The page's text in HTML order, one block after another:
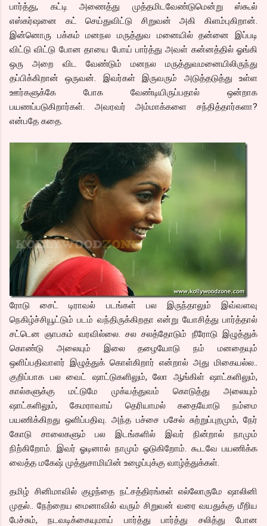
பார்த்து, கட்டி அணைத்து முத்தமிடவேண்டுமென்று ஸ்கூல்
எஸ்கர்ஷனை கட் செய்துவிட்டு சிறுவன் அகி கிளம்புகிறான்.
இன்னொரு பக்கம் மனநல மருத்துவ மனையில் தன்னை இப்படி
விட்டு விட்டு போன தாயை போய் பார்த்து அவள் கன்னத்தில் ஓங்கி
ஒரு அறை விட வேண்டும் மனநல மருத்துவமனையிலிருந்து
தப்பிக்கிறான் ஒருவன். இவர்கள் இருவரும் அடுத்தடுத்து உள்ள
ஊர்களுக்கே போக வேண்டியிருப்பதால் ஒன்றாக
பயணப்படுகிறார்கள். அவரவர் அம்மாக்களை சந்தித்தார்களா?
என்பதே கதை.
ரோடு சைட் டிராவல் படங்கள் பல இருந்தாலும் இவ்வளவு
நெகிழ்ச்சியூட்டும் படம் வந்திருக்கிறதா என்று யோசித்து பார்த்தால்
சட்டென ஞாபகம் வரவில்லை. சல சலத்தோடும் நீரோடு இழுத்துக்
கொண்டு அலையும் இலை தழையோடு நம் மனதையும்
ஒளிப்பதிவாளர் இழுத்துக் கொள்கிறார் என்றால் அது மிகையல்ல..
குறிப்பாக பல வைட் ஷாட்டுகளிலும், லோ ஆங்கிள் ஷாட்களிலும்,
கால்களுக்கு மட்டுமே முக்யத்துவம் கொடுத்து அலையும்
ஷாட்களிலும், கேமராவாய் தெரியாமல் கதையோடு நம்மை
பயணிக்கிறது ஒளிப்பதிவு. அந்த பச்சை பசேல் சுற்றுப்புறமும், நேர்
கோடு சாலைகளும் பல இடங்களில் இவர் நின்றால் நாமும்
நிற்கிறோம். இவர் ஓடினால் நாமும் ஓடுகிறோம். கூடவே பயணிக்க
வைத்த மகேஷ் முத்துசாமியின் உழைப்புக்கு வாழ்த்துக்கள்.
தமிழ் சினிமாவில் குழந்தை நட்சத்திரங்கள் எல்லோருமே ஷாலினி
முதல்.. நேற்றைய மைனாவில் வரும் சிறுவன் வரை வயதுக்கு மீறிய
பேச்சும், நடவடிக்கையுமாய் பார்த்து பார்த்து சலித்து போன